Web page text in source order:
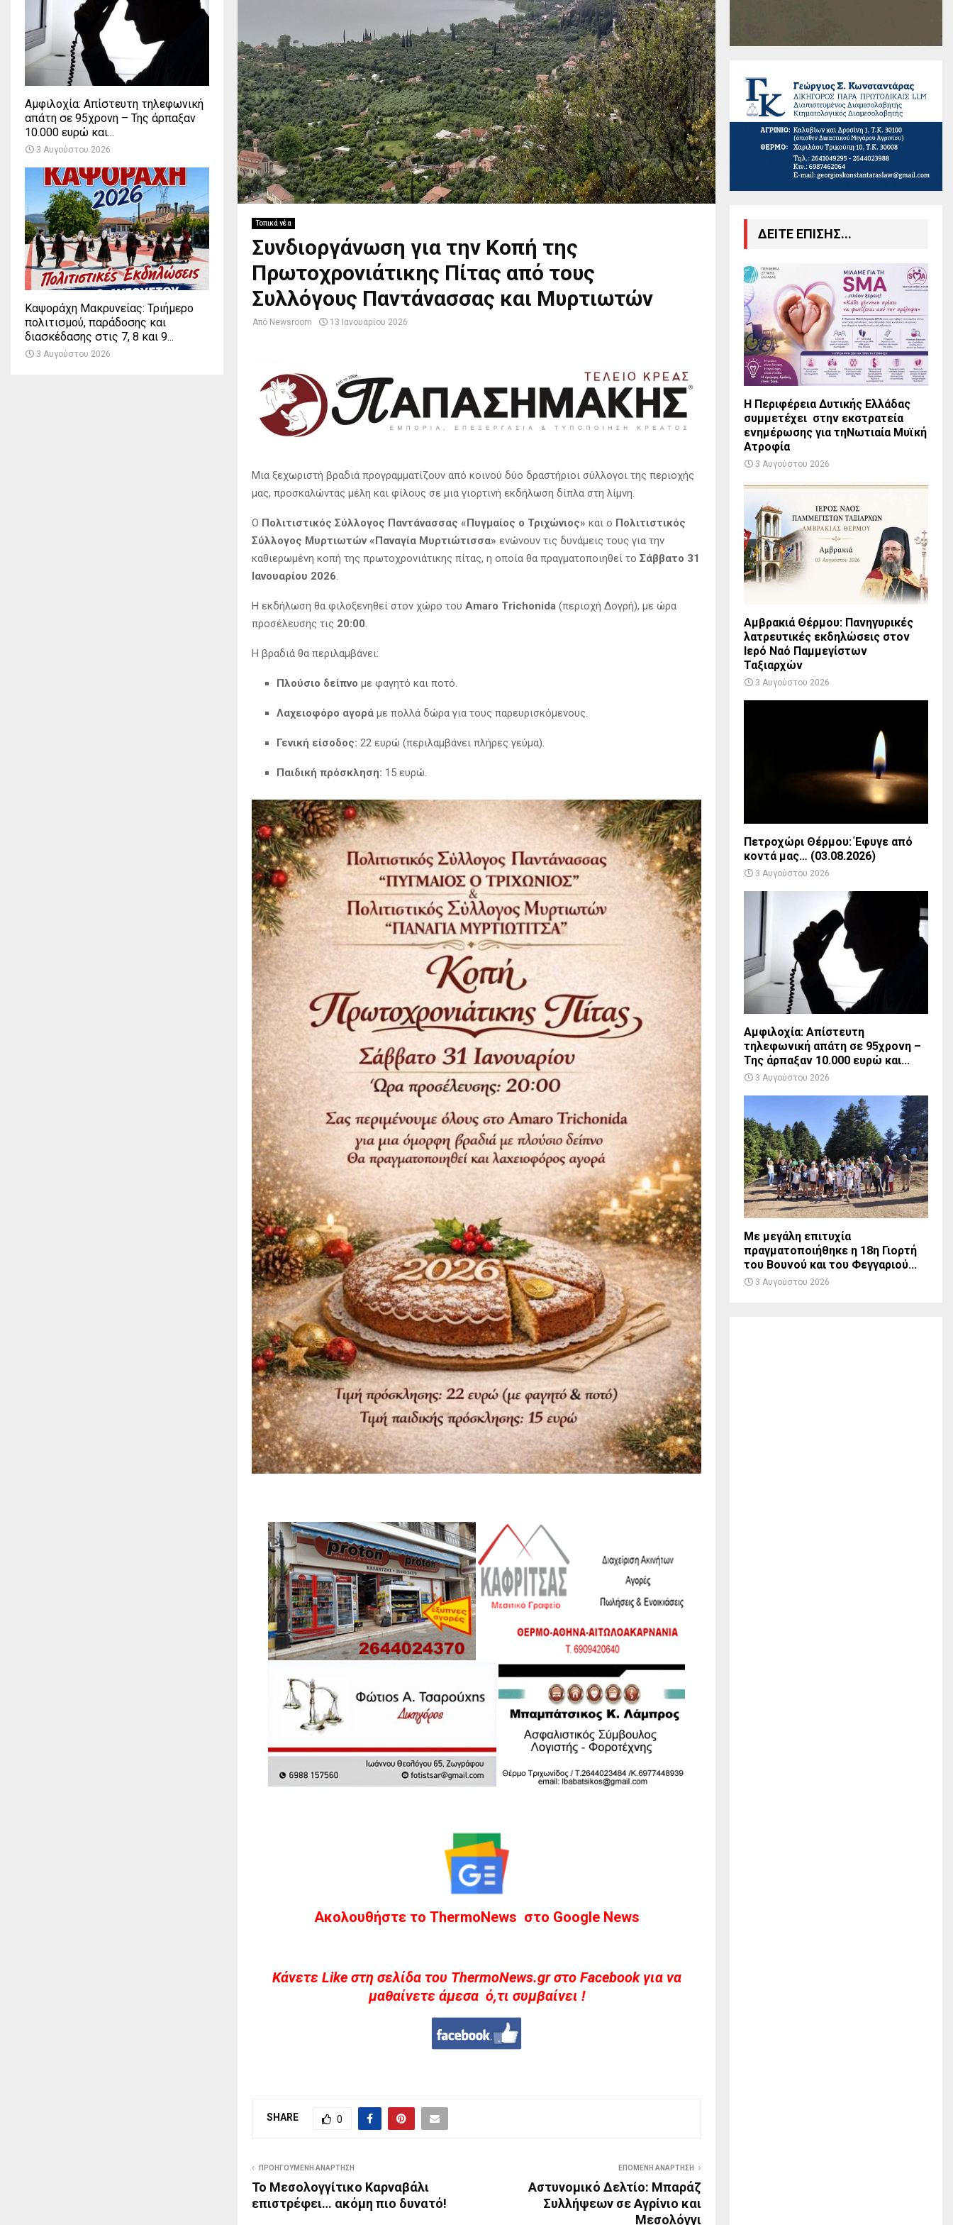
Τοπικά νέα
Συνδιοργάνωση για την Κοπή της
Πρωτοχρονιάτικης Πίτας από τους
Συλλόγους Παντάνασσας και Μυρτιωτών
Από Newsroom 13 Ιανουαρίου 2026
Μια ξεχωριστή βραδιά προγραμματίζουν από κοινού δύο δραστήριοι σύλλογοι της περιοχής
μας, προσκαλώντας μέλη και φίλους σε μια γιορτινή εκδήλωση δίπλα στη λίμνη.
Ο Πολιτιστικός Σύλλογος Παντάνασσας «Πυγμαίος ο Τριχώνιος» και ο Πολιτιστικός
Σύλλογος Μυρτιωτών «Παναγία Μυρτιώτισσα» ενώνουν τις δυνάμεις τους για την
καθιερωμένη κοπή της πρωτοχρονιάτικης πίτας, η οποία θα πραγματοποιηθεί το Σάββατο 31
Ιανουαρίου 2026.
Η εκδήλωση θα φιλοξενηθεί στον χώρο του Amaro Trichonida (περιοχή Δογρή), με ώρα
προσέλευσης τις 20:00.
Η βραδιά θα περιλαμβάνει:
Πλούσιο δείπνο με φαγητό και ποτό.
Λαχειοφόρο αγορά με πολλά δώρα για τους παρευρισκόμενους.
Γενική είσοδος: 22 ευρώ (περιλαμβάνει πλήρες γεύμα).
Παιδική πρόσκληση: 15 ευρώ.
Ακολουθήστε το ThermoNews στο Google News
Kάνετε Like στη σελίδα του ThermoNews.gr στο Facebook για να
μαθαίνετε άμεσα ό,τι συμβαίνει !
SHARE 0
ΠΡΟΗΓΟΎΜΕΝΗ ΑΝΆΡΤΗΣΗ
Το Μεσολογγίτικο Καρναβάλι
επιστρέφει… ακόμη πιο δυνατό!
ΕΠΌΜΕΝΗ ΑΝΆΡΤΗΣΗ
Αστυνομικό Δελτίο: Μπαράζ
Συλλήψεων σε Αγρίνιο και
Μεσολόγγι
Αμφιλοχία: Απίστευτη τηλεφωνική
απάτη σε 95χρονη – Της άρπαξαν
10.000 ευρώ και...
3 Αυγούστου 2026
Καψοράχη Μακρυνείας: Τριήμερο
πολιτισμού, παράδοσης και
διασκέδασης στις 7, 8 και 9...
3 Αυγούστου 2026
ΔΕΙΤΕ ΕΠΙΣΗΣ...
Η Περιφέρεια Δυτικής Ελλάδας
συμμετέχει στην εκστρατεία
ενημέρωσης για τηΝωτιαία Μυϊκή
Ατροφία
3 Αυγούστου 2026
Αμβρακιά Θέρμου: Πανηγυρικές
λατρευτικές εκδηλώσεις στον
Ιερό Ναό Παμμεγίστων
Ταξιαρχών
3 Αυγούστου 2026
Πετροχώρι Θέρμου: Έφυγε από
κοντά μας… (03.08.2026)
3 Αυγούστου 2026
Αμφιλοχία: Απίστευτη
τηλεφωνική απάτη σε 95χρονη –
Της άρπαξαν 10.000 ευρώ και...
3 Αυγούστου 2026
Με μεγάλη επιτυχία
πραγματοποιήθηκε η 18η Γιορτή
του Βουνού και του Φεγγαριού...
3 Αυγούστου 2026